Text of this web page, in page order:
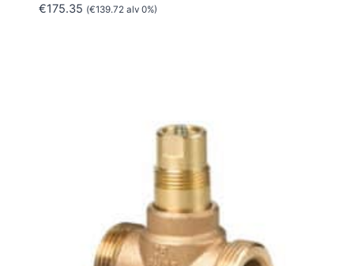
€175.35 (€139.72 alv 0%)